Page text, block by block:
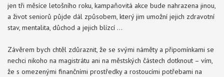
jen tři měsíce letošního roku, kampaňovitá akce bude nahrazena jinou,
a život seniorů půjde dál způsobem, který jim umožní jejich zdravotní
stav, mentalita, důchod a jejich blízcí …
Závěrem bych chtěl zdůraznit, že se svými náměty a připomínkami se
nechci nikoho na magistrátu ani na městských částech dotknout – vím,
že s omezenými finančními prostředky a rostoucími potřebami na